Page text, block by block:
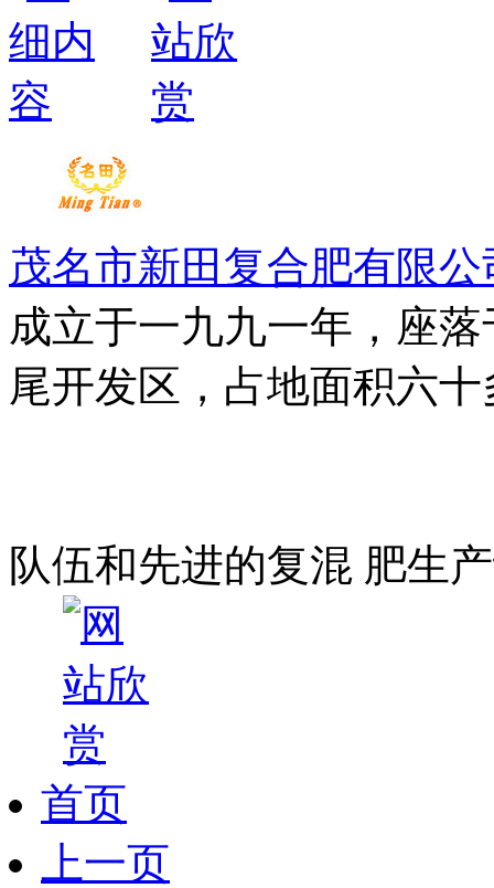
茂名市新田复合肥有限公
成立于一九九一年，座
尾开发区，占地面积六
队伍和先进的复混 肥生
首页
上一页